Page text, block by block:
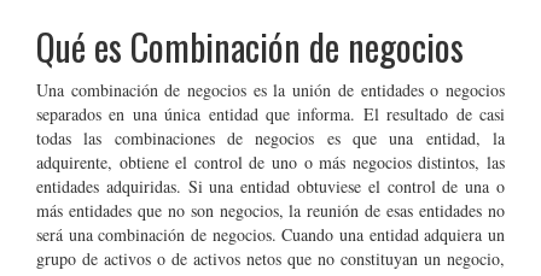
Qué es Combinación de negocios
Una combinación de negocios es la unión de entidades o negocios
separados en una única entidad que informa. El resultado de casi
todas las combinaciones de negocios es que una entidad, la
adquirente, obtiene el controlde uno o más negocios distintos, las
entidades adquiridas. Si una entidad obtuviese el control de una o
más entidades que no son negocios, la reunión de esas entidades no
será una combinación de negocios. Cuando una entidad adquiera un
grupo de activos o de activos netos que no constituyan un negocio,